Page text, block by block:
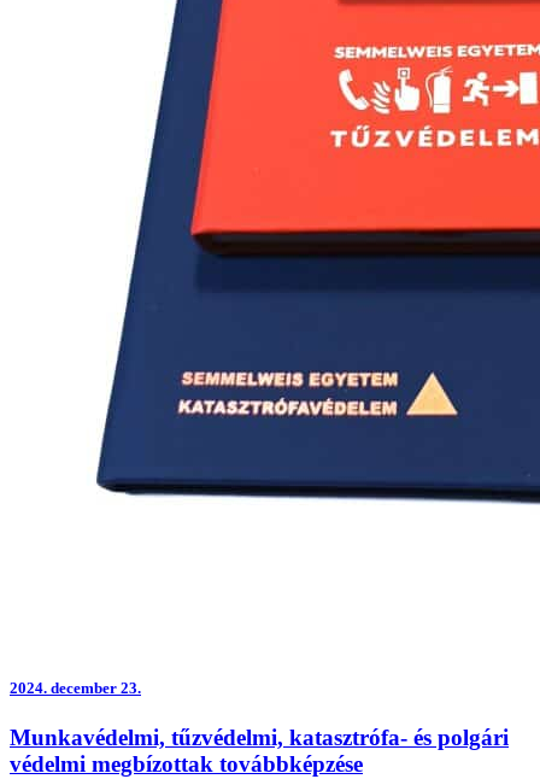
2024. december 23.
Munkavédelmi, tűzvédelmi, katasztrófa- és polgári
védelmi megbízottak továbbképzése